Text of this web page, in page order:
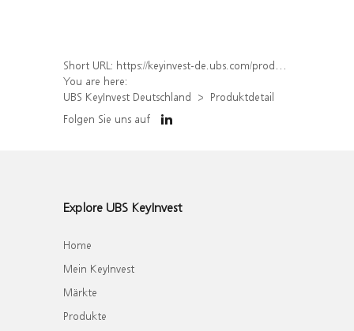
Short URL: https://keyinvest-de.ubs.com/produkt/detail/index/isin/DE000WA5PDY2
You are here:
UBS KeyInvest Deutschland
Produktdetail
Folgen Sie uns auf
Explore UBS KeyInvest
Home
Mein KeyInvest
Märkte
Produkte